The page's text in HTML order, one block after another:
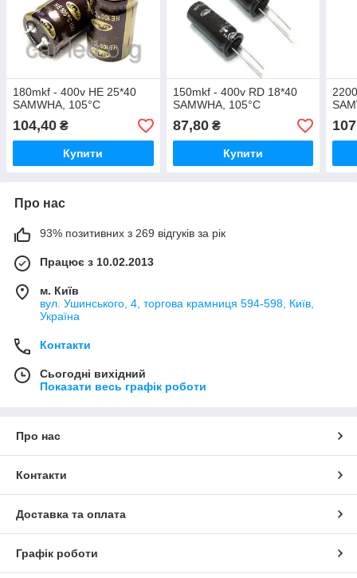
180mkf - 400v HE 25*40
SAMWHA, 105°C
104,40 ₴
Купити
150mkf - 400v RD 18*40
SAMWHA, 105°C
87,80₴
Купити
Про нас
93% позитивних з 269 відгуків за рік
Працює з 10.02.2013
м. Київ
вул. Ушинського, 4, торгова крамниця 594-598, Київ,
Україна
Контакти
Сьогодні вихідний
Показати весь графік роботи
Про нас
Контакти
Доставка та оплата
Графік роботи